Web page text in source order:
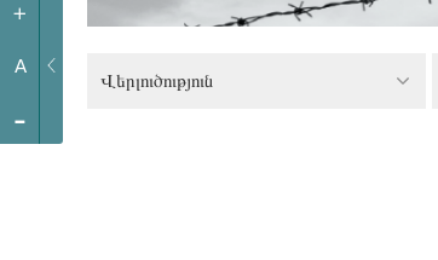
+
A
-
Վերլուծություն